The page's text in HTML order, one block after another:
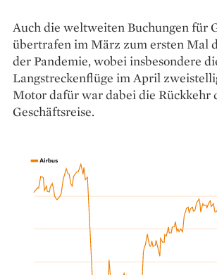
Auch die weltweiten Buchungen für
übertrafen im März zum ersten Mal
der Pandemie, wobei insbesondere
Langstreckenflüge im April
Motor ­dafür war dabei die Rückkehr
Geschäftsreise.